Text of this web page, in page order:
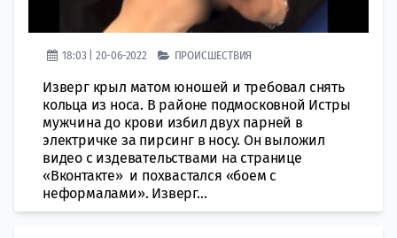
18:03 | 20-06-2022 ПРОИСШЕСТВИЯ
Изверг крыл матом юношей и требовал снять
кольца из носа. В районе подмосковной Истры
мужчина до крови избил двух парней в
электричке за пирсинг в носу. Он выложил
видео с издевательствами на странице
«Вконтакте» и похвастался «боем с
неформалами». Изверг...